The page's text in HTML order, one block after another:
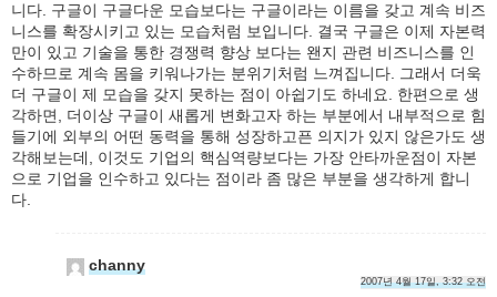
니다. 구글이 구글다운 모습보다는 구글이라는 이름을 갖고 계속 비즈
니스를 확장시키고 있는 모습처럼 보입니다. 결국 구글은 이제 자본력
만이 있고 기술을 통한 경쟁력 향상 보다는 왠지 관련 비즈니스를 인
수하므로 계속 몸을 키워나가는 분위기처럼 느껴집니다. 그래서 더욱
더 구글이 제 모습을 갖지 못하는 점이 아쉽기도 하네요. 한편으로 생
각하면, 더이상 구글이 새롭게 변화고자 하는 부분에서 내부적으로 힘
들기에 외부의 어떤 동력을 통해 성장하고픈 의지가 있지 않은가도 생
각해보는데, 이것도 기업의 핵심역량보다는 가장 안타까운점이 자본
으로 기업을 인수하고 있다는 점이라 좀 많은 부분을 생각하게 합니
다.
channy
2007년 4월 17일, 3:32 오전